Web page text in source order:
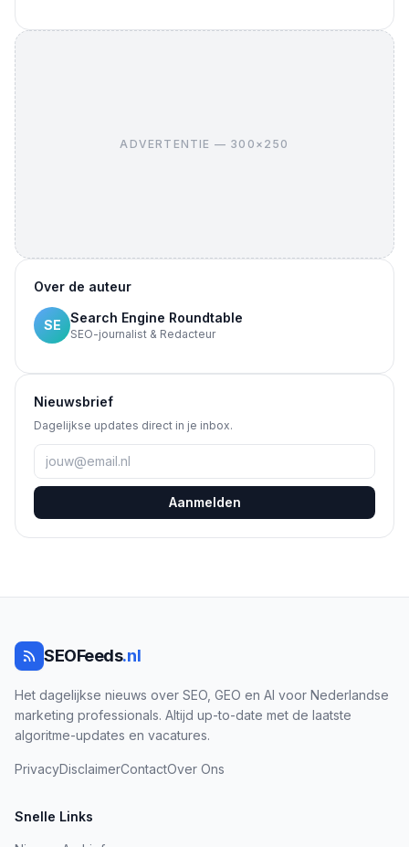
ADVERTENTIE — 300×250
Over de auteur
SE Search Engine Roundtable
SEO-journalist & Redacteur
Nieuwsbrief
Dagelijkse updates direct in je inbox.
Aanmelden
SEOFeeds.nl
Het dagelijkse nieuws over SEO, GEO en AI voor Nederlandse
marketing professionals. Altijd up-to-date met de laatste
algoritme-updates en vacatures.
PrivacyDisclaimerContactOver Ons
Snelle Links